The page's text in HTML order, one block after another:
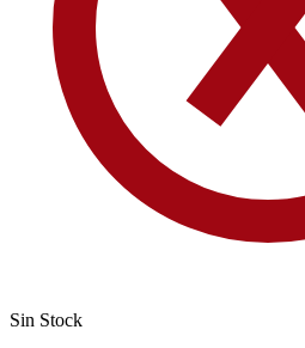
Sin Stock